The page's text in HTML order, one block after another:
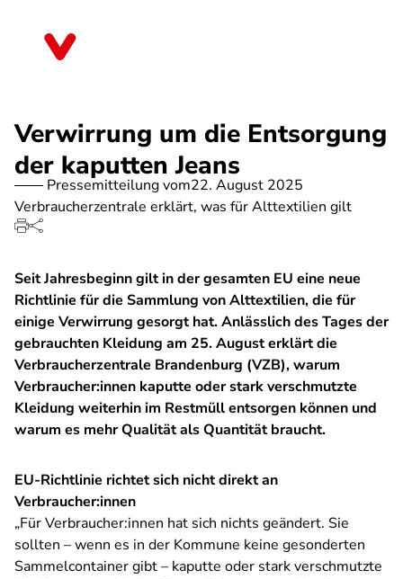
Verwirrung um die Entsorgung
der kaputten Jeans
Pressemitteilung vom22. August 2025
Verbraucherzentrale erklärt, was für Alttextilien gilt
Seit Jahresbeginn gilt in der gesamten EU eine neue
Richtlinie für die Sammlung von Alttextilien, die für
einige Verwirrung gesorgt hat. Anlässlich des Tages der
gebrauchten Kleidung am 25. August erklärt die
Verbraucherzentrale Brandenburg (VZB), warum
Verbraucher:innen kaputte oder stark verschmutzte
Kleidung weiterhin im Restmüll entsorgen können und
warum es mehr Qualität als Quantität braucht.
EU-Richtlinie richtet sich nicht direkt an
Verbraucher:innen
„Für Verbraucher:innen hat sich nichts geändert. Sie
sollten – wenn es in der Kommune keine gesonderten
Sammelcontainer gibt – kaputte oder stark verschmutzte